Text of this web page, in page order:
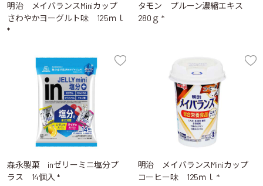
明治 メイバランスMiniカップ
さわやかヨーグルト味 125ｍｌ
*
タモン プルーン濃縮エキス
280ｇ *
森永製菓 inゼリーミニ塩分プ
ラス 14個入 *
明治 メイバランスMiniカップ
コーヒー味 125ｍｌ *